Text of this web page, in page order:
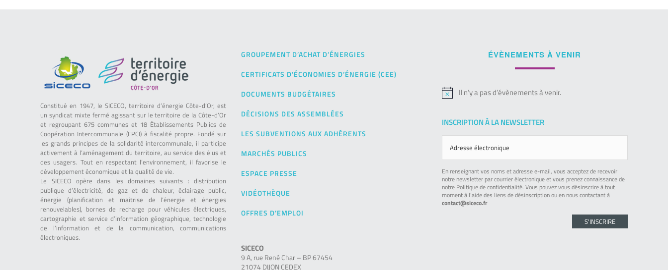
Constitué en 1947, le SICECO, territoire d’énergie Côte-d’Or, est
un syndicat mixte fermé agissant sur le territoire de la Côte-d’Or
et regroupant 675 communes et 18 Établissements Publics de
Coopération Intercommunale (EPCI) à fiscalité propre. Fondé sur
les grands principes de la solidarité intercommunale, il participe
activement à l’aménagement du territoire, au service des élus et
des usagers. Tout en respectant l’environnement, il favorise le
développement économique et la qualité de vie.
Le SICECO opère dans les domaines suivants : distribution
publique d’électricité, de gaz et de chaleur, éclairage public,
énergie (planification et maitrise de l’énergie et énergies
renouvelables), bornes de recharge pour véhicules électriques,
cartographie et service d’information géographique, technologie
de l’information et de la communication, communications
électroniques.
GROUPEMENT D’ACHAT D’ÉNERGIES
CERTIFICATS D’ÉCONOMIES D’ÉNERGIE (CEE)
DOCUMENTS BUDGÉTAIRES
DÉCISIONS DES ASSEMBLÉES
LES SUBVENTIONS AUX ADHÉRENTS
MARCHÉS PUBLICS
ESPACE PRESSE
VIDÉOTHÈQUE
OFFRES D’EMPLOI
SICECO
9 A, rue René Char – BP 67454
21074 DIJON CEDEX
ÉVÈNEMENTS À VENIR
Notice
Il n’y a pas d’évènements à venir.
INSCRIPTION À LA NEWSLETTER
En renseignant vos noms et adresse e-mail, vous acceptez de recevoir
notre newsletter par courrier électronique et vous prenez connaissance de
notre Politique de confidentialité. Vous pouvez vous désinscrire à tout
moment à l’aide des liens de désinscription ou en nous contactant à
contact@siceco.fr